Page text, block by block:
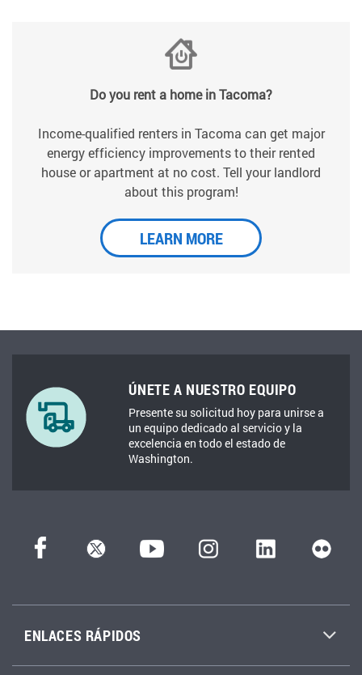
Do you rent a home in Tacoma?
Income-qualified renters in Tacoma can get major
energy efficiency improvements to their rented
house or apartment at no cost. Tell your landlord
about this program!
LEARN MORE
ÚNETE A NUESTRO EQUIPO
Presente su solicitud hoy para unirse a
un equipo dedicado al servicio y la
excelencia en todo el estado de
Washington.
ENLACES RÁPIDOS